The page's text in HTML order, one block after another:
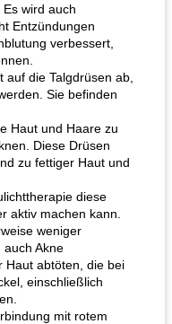
wird auch
Entzündungen
verbessert,
die Talgdrüsen ab,
Sie befinden
Haut und Haare zu
Diese Drüsen
zu fettiger Haut und
diese
aktiv machen kann.
weniger
auch Akne
Haut abtöten, die bei
einschließlich
mit rotem